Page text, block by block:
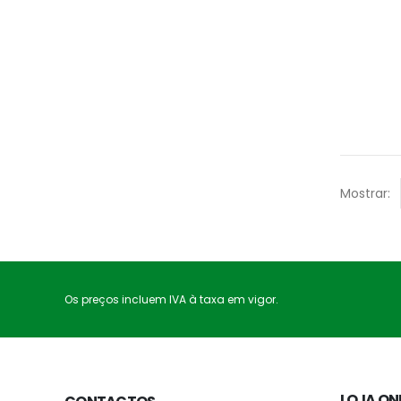
Mostrar:
Os preços incluem IVA à taxa em vigor.